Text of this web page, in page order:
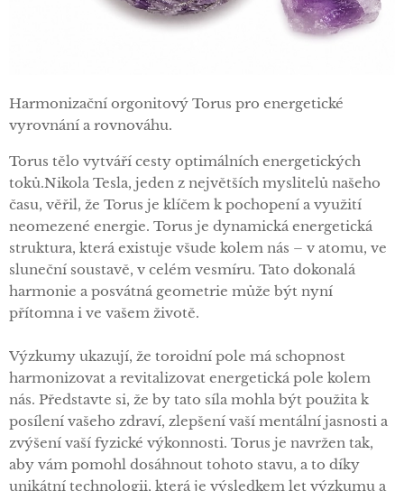
Harmonizační orgonitový Torus pro energetické
vyrovnání a rovnováhu.
Torus tělo vytváří cesty optimálních energetických
toků.Nikola Tesla, jeden z největších myslitelů našeho
času, věřil, že Torus je klíčem k pochopení a využití
neomezené energie. Torus je dynamická energetická
struktura, která existuje všude kolem nás – v atomu, ve
sluneční soustavě, v celém vesmíru. Tato dokonalá
harmonie a posvátná geometrie může být nyní
přítomna i ve vašem životě.
Výzkumy ukazují, že toroidní pole má schopnost
harmonizovat a revitalizovat energetická pole kolem
nás. Představte si, že by tato síla mohla být použita k
posílení vašeho zdraví, zlepšení vaší mentální jasnosti a
zvýšení vaší fyzické výkonnosti. Torus je navržen tak,
aby vám pomohl dosáhnout tohoto stavu, a to díky
unikátní technologii, která je výsledkem let výzkumu a